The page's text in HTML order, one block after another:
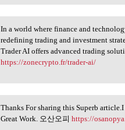
In a world where finance and
In a world where finance and
redefining trading and investment
Trader AI offers advanced trading
https://zonecrypto.fr/trader-ai/
Thanks For sharing this
Thanks For sharing this Superb
Great Work. 오산오피https://